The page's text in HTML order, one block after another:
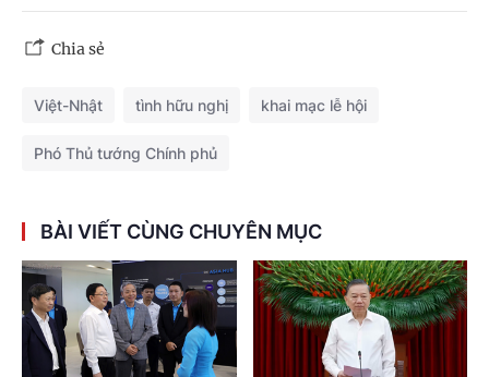
Chia sẻ
Việt-Nhật tình hữu nghị khai mạc lễ hội
Phó Thủ tướng Chính phủ
BÀI VIẾT CÙNG CHUYÊN MỤC